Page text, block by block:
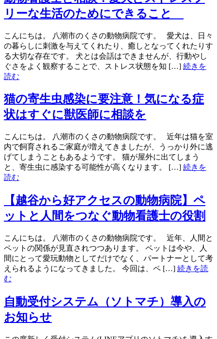
リーな生活のためにできること
こんにちは。 八潮市のくさの動物病院です。 愛犬は、日々
の暮らしに刺激を与えてくれたり、癒しとなってくれたりす
る大切な存在です。 犬とは会話はできませんが、行動やし
ぐさをよく観察することで、ストレス状態を知 […] 続きを
読む
猫の寄生虫感染に要注意！気になる症
状はすぐに獣医師に相談を
こんにちは。 八潮市のくさの動物病院です。 近年は猫を室
内で飼育されるご家庭が増えてきましたが、うっかり外に逃
げてしまうこともあるようです。 猫が屋外に出てしまう
と、寄生虫に感染する可能性が高くなります。 […] 続きを
読む
【越谷から好アクセスの動物病院】ペ
ットと人間をつなぐ動物看護士の役割
こんにちは。 八潮市のくさの動物病院です。 近年、人間と
ペットの関係が見直されつつあります。 ペットは今や、人
間にとって愛玩動物としてだけでなく、パートナーとして考
えられるようになってきました。 今回は、ペ […] 続きを読
む
自動受付システム（ソトマチ）導入の
お知らせ